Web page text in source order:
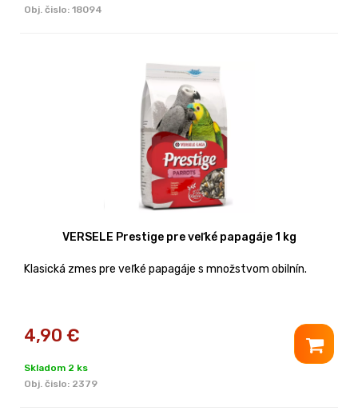
Obj. čislo: 18094
VERSELE Prestige pre veľké papagáje 1 kg
Klasická zmes pre veľké papagáje s množstvom obilnín.
4,90 €
Skladom 2 ks
Obj. čislo: 2379